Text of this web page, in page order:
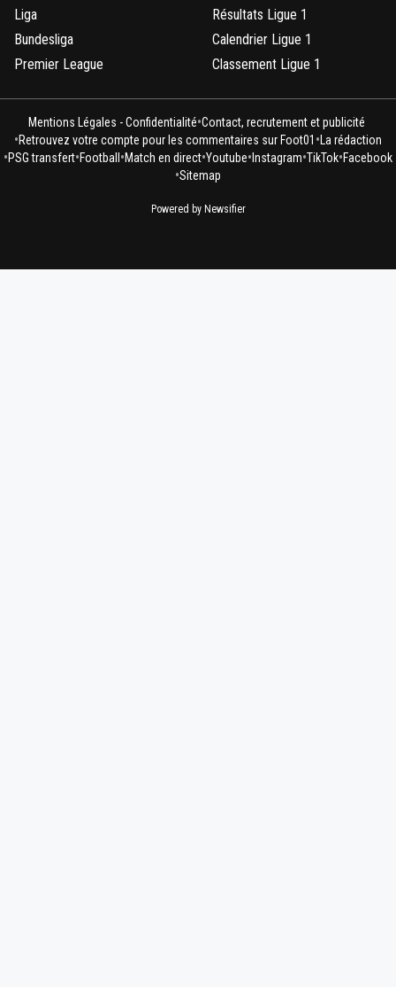
Liga
Bundesliga
Premier League
Résultats Ligue 1
Calendrier Ligue 1
Classement Ligue 1
Mentions Légales - Confidentialité•Contact, recrutement et publicité
•Retrouvez votre compte pour les commentaires sur Foot01 • La rédaction
•PSG transfert•Football •Match en direct•Youtube• Instagram•TikTok•Facebook
•Sitemap
Powered by Newsifier